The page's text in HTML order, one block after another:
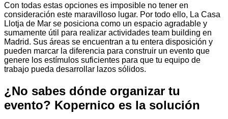
Con todas estas opciones es imposible no tener en
consideración este maravilloso lugar. Por todo ello, La Casa
Llotja de Mar se posiciona como un espacio agradable y
sumamente útil para realizar actividades team building en
Madrid. Sus áreas se encuentran a tu entera disposición y
pueden marcar la diferencia para construir un evento que
genere los estímulos suficientes para que tu equipo de
trabajo pueda desarrollar lazos sólidos.
¿No sabes dónde organizar tu
evento? Kopernico es la solución